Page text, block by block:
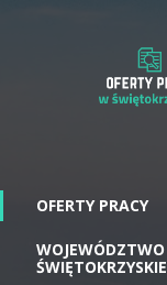
OFERTY PRACY
WOJEWÓDZTWO
ŚWIĘTOKRZYSKIE